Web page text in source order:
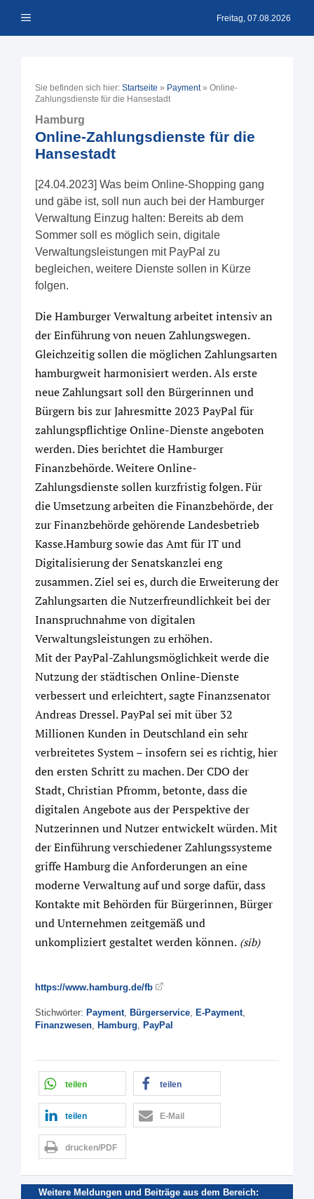
Inhalt Menü Freitag, 07.08.2026
Sie befinden sich hier: Startseite » Payment» Online-
Zahlungsdienste für die Hansestadt
Hamburg
Online-Zahlungsdienste für die
Hansestadt
[24.04.2023] Was beim Online-Shopping gang
und gäbe ist, soll nun auch bei der Hamburger
Verwaltung Einzug halten: Bereits ab dem
Sommer soll es möglich sein, digitale
Verwaltungsleistungen mit PayPal zu
begleichen, weitere Dienste sollen in Kürze
folgen.
Die Hamburger Verwaltung arbeitet intensiv an
der Einführung von neuen Zahlungswegen.
Gleichzeitig sollen die möglichen Zahlungsarten
hamburgweit harmonisiert werden. Als erste
neue Zahlungsart soll den Bürgerinnen und
Bürgern bis zur Jahresmitte 2023 PayPal für
zahlungspflichtige Online-Dienste angeboten
werden. Dies berichtet die Hamburger
Finanzbehörde. Weitere Online-
Zahlungsdienste sollen kurzfristig folgen. Für
die Umsetzung arbeiten die Finanzbehörde, der
zur Finanzbehörde gehörende Landesbetrieb
Kasse.Hamburg sowie das Amt für IT und
Digitalisierung der Senatskanzlei eng
zusammen. Ziel sei es, durch die Erweiterung der
Zahlungsarten die Nutzerfreundlichkeit bei der
Inanspruchnahme von digitalen
Verwaltungsleistungen zu erhöhen.
Mit der PayPal-Zahlungsmöglichkeit werde die
Nutzung der städtischen Online-Dienste
verbessert und erleichtert, sagte Finanzsenator
Andreas Dressel. PayPal sei mit über 32
Millionen Kunden in Deutschland ein sehr
verbreitetes System – insofern sei es richtig, hier
den ersten Schritt zu machen. Der CDO der
Stadt, Christian Pfromm, betonte, dass die
digitalen Angebote aus der Perspektive der
Nutzerinnen und Nutzer entwickelt würden. Mit
der Einführung verschiedener Zahlungssysteme
griffe Hamburg die Anforderungen an eine
moderne Verwaltung auf und sorge dafür, dass
Kontakte mit Behörden für Bürgerinnen, Bürger
und Unternehmen zeitgemäß und
unkompliziert gestaltet werden können. (sib)
https://www.hamburg.de/fb
Stichwörter: Payment, Bürgerservice, E-Payment,
Finanzwesen, Hamburg, PayPal
teilen teilen
teilen E-Mail
drucken/PDF
Weitere Meldungen und Beiträge aus dem Bereich: